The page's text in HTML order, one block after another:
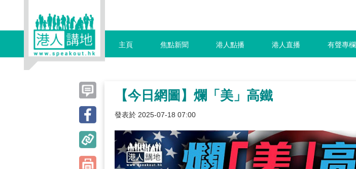
主頁 焦點新聞 港人點播 港人直播 有聲專欄
【今日網圖】爛「美」高鐵
發表於 2025-07-18 07:00